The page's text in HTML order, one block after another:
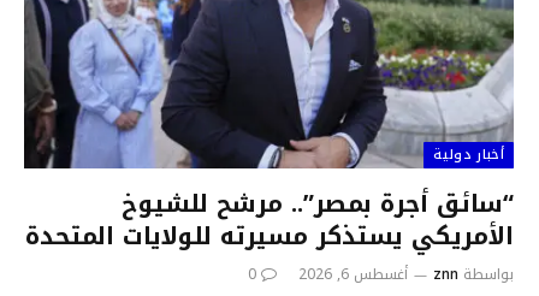
أخبار دولية
“سائق أجرة بمصر”.. مرشح للشيوخ
الأمريكي يستذكر مسيرته للولايات المتحدة
بواسطة znn أغسطس 6, 2026 0